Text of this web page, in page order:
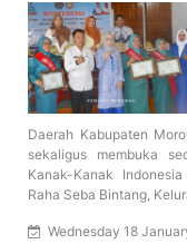
Daerah Kabupaten
sekaligus membuka
Kanak-Kanak
Raha Seba Bintang,
Wednesday 18